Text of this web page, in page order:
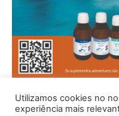
Utilizamos cookies no
experiência mais